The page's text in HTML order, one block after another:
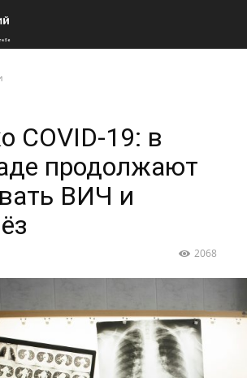
COVID-19: в
продолжают
ВИЧ и
2068